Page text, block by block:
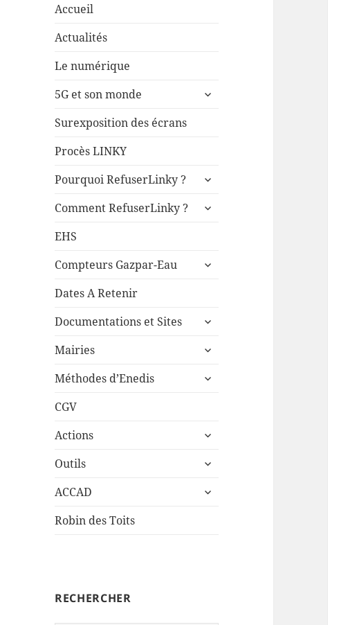
Accueil
Actualités
Le numérique
5G et son monde
ouvrir
Surexposition des écrans
Procès LINKY
Pourquoi RefuserLinky ?
ouvrir
sous-
Comment RefuserLinky ?
ouvrir
EHS
Compteurs Gazpar-Eau
ouvrir
Dates A Retenir
Documentations et Sites
ouvrir
sous-
Mairies
ouvrir
sous-
Méthodes d’Enedis
ouvrir
CGV
Actions
ouvrir
sous-
Outils
ouvrir
sous-
ACCAD
ouvrir
Robin des Toits
RECHERCHER